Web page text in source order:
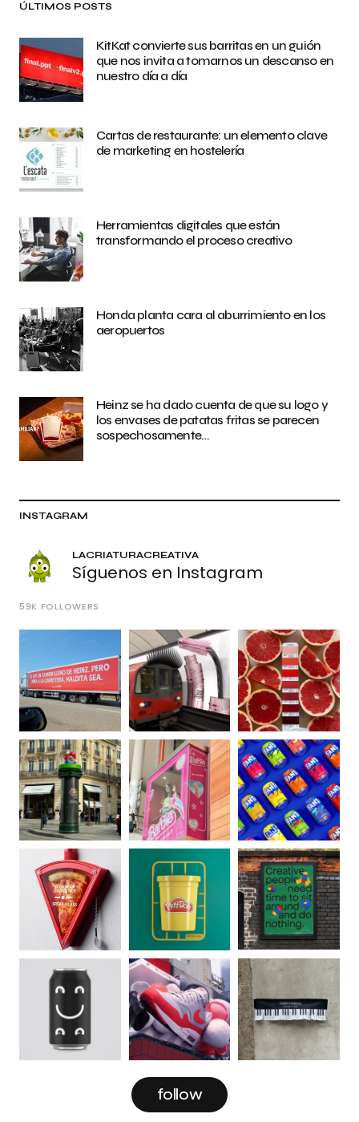
ÚLTIMOS POSTS
KitKat convierte sus barritas en un guión
que nos invita a tomarnos un descanso en
nuestro día a día
Cartas de restaurante: un elemento clave
de marketing en hostelería
Herramientas digitales que están
transformando el proceso creativo
Honda planta cara al aburrimiento en los
aeropuertos
Heinz se ha dado cuenta de que su logo y
los envases de patatas fritas se parecen
sospechosamente…
INSTAGRAM
LACRIATURACREATIVA
Síguenos en Instagram
59K FOLLOWERS
follow